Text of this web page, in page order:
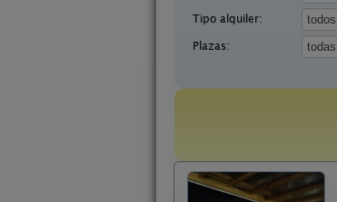
Tipo alquiler:
Plazas: